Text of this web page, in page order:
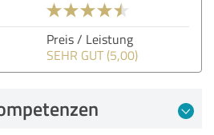
Preis / Leistung
SEHR GUT (5,00)